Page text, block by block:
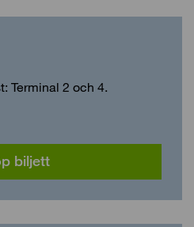
Terminal 2 och 4.
biljett